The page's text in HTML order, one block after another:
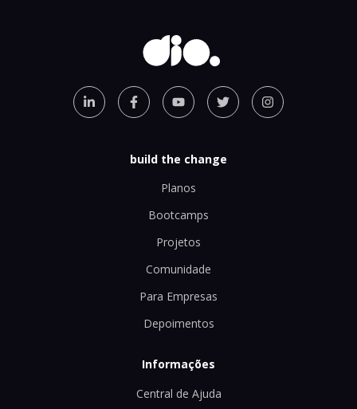
build the change
Planos
Bootcamps
Projetos
Comunidade
Para Empresas
Depoimentos
Informações
Central de Ajuda